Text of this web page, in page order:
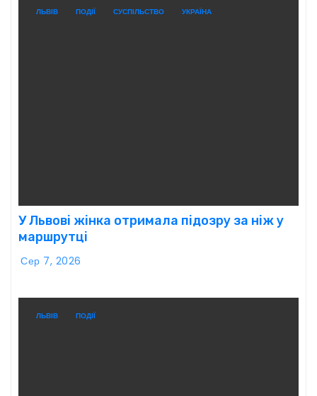
ЛЬВІВ ПОДІЇ СУСПІЛЬСТВО УКРАЇНА
У Львові жінка отримала підозру за ніж у
маршрутці
Сер 7, 2026
ЛЬВІВ ПОДІЇ